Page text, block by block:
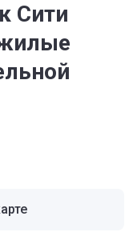
Сити